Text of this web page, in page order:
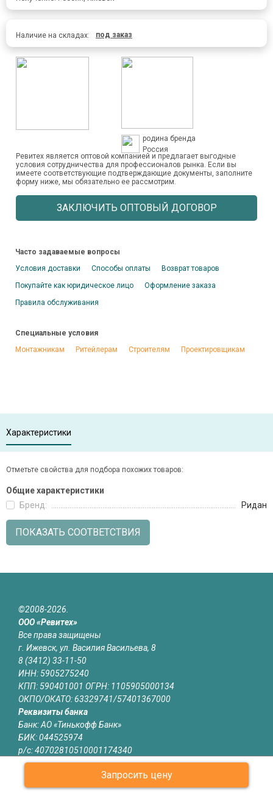
Запросить цену
Наличие на складах: под заказ
родина бренда
Россия
Ревитех является оптовой компанией и предлагает выгодные
условия сотрудничества для профессионалов рынка. Если вы
имеете соответствующие подтверждающие документы, заполните
форму ниже, мы обязательно ее рассмотрим.
ЗАКЛЮЧИТЬ ОПТОВЫЙ ДОГОВОР
Часто задаваемые вопросы
Условия доставки
Способы оплаты
Возврат товаров
Покупайте как юридическое лицо
Оформление заказа
Правила обслуживания
Специальные условия
Монтажникам
Ритейлерам Строителям Проектировщикам
Характеристики
Отметьте свойства для подбора похожих товаров:
Общие характеристики
Бренд:
Ридан
ПОКАЗАТЬ СООТВЕТСТВИЯ
©2008-2026.
ООО «Ревитех»
Все права защищены
г. Ижевск, ул. Василия Васильева, 8
8 (3412) 33-11-50
ИНН: 5905275240
КПП: 590401001 ОГРН: 1105905000134
ОКПО/ОКАТО: 63329741/57401367000
Реквизиты банка
Банк: АО «Тинькофф Банк»
БИК: 044525974
р/с: 40702810510001174340
к/с: 30101810145250000974
Юридическая информация
Информация на сайте izhevsk.revitech.ru не является публичной